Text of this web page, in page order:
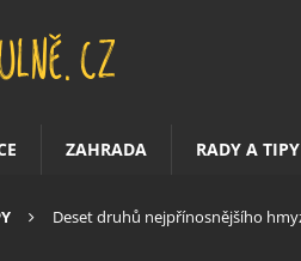
ZAHRADA RADY A TIPY
Deset druhů nejpřínosnějšího